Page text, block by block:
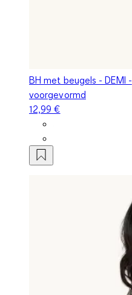
BH met beugels - DEMI -
voorgevormd
12,99 €